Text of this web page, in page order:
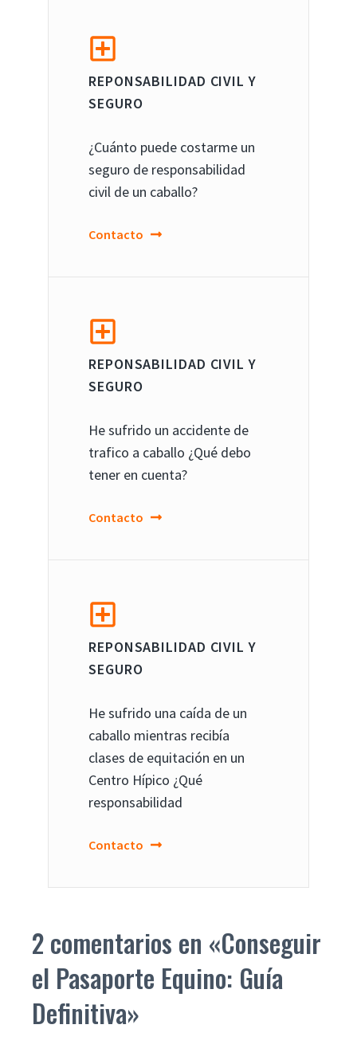
REPONSABILIDAD CIVIL Y
SEGURO
¿Cuánto puede costarme un
seguro de responsabilidad
civil de un caballo?
Contacto
REPONSABILIDAD CIVIL Y
SEGURO
He sufrido un accidente de
trafico a caballo ¿Qué debo
tener en cuenta?
Contacto
REPONSABILIDAD CIVIL Y
SEGURO
He sufrido una caída de un
caballo mientras recibía
clases de equitación en un
Centro Hípico ¿Qué
responsabilidad
Contacto
2 comentarios en «Conseguir
el Pasaporte Equino: Guía
Definitiva»